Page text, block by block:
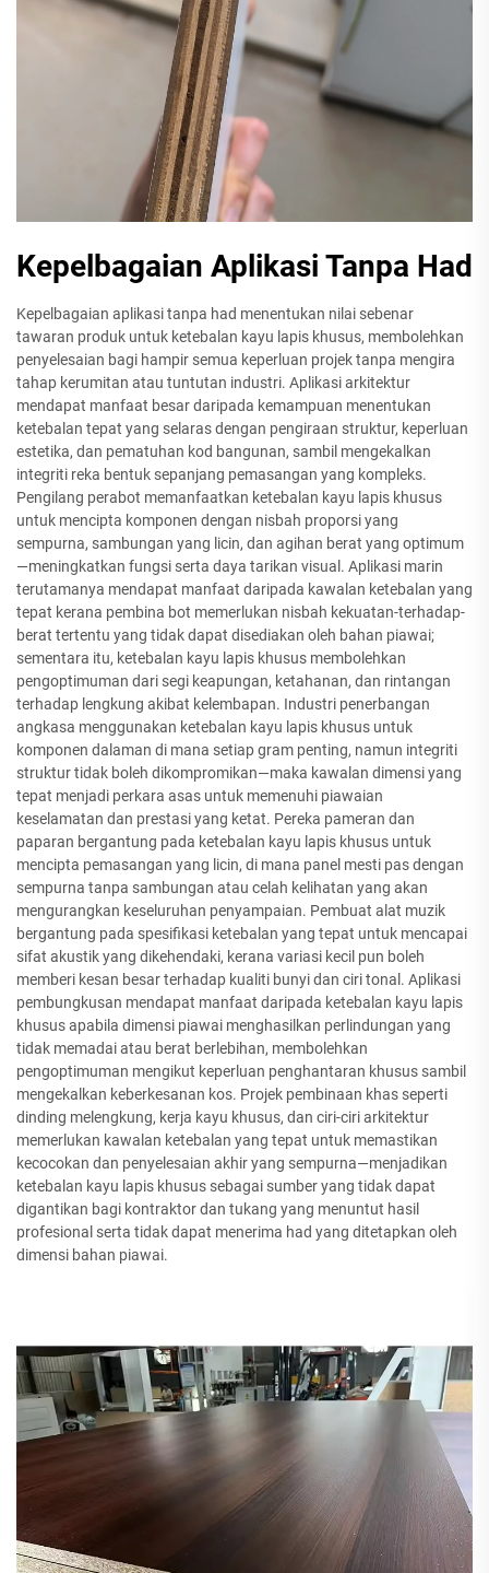
Kepelbagaian Aplikasi Tanpa Had
Kepelbagaian aplikasi tanpa had menentukan nilai sebenar
tawaran produk untuk ketebalan kayu lapis khusus, membolehkan
penyelesaian bagi hampir semua keperluan projek tanpa mengira
tahap kerumitan atau tuntutan industri. Aplikasi arkitektur
mendapat manfaat besar daripada kemampuan menentukan
ketebalan tepat yang selaras dengan pengiraan struktur, keperluan
estetika, dan pematuhan kod bangunan, sambil mengekalkan
integriti reka bentuk sepanjang pemasangan yang kompleks.
Pengilang perabot memanfaatkan ketebalan kayu lapis khusus
untuk mencipta komponen dengan nisbah proporsi yang
sempurna, sambungan yang licin, dan agihan berat yang optimum
—meningkatkan fungsi serta daya tarikan visual. Aplikasi marin
terutamanya mendapat manfaat daripada kawalan ketebalan yang
tepat kerana pembina bot memerlukan nisbah kekuatan-terhadap-
berat tertentu yang tidak dapat disediakan oleh bahan piawai;
sementara itu, ketebalan kayu lapis khusus membolehkan
pengoptimuman dari segi keapungan, ketahanan, dan rintangan
terhadap lengkung akibat kelembapan. Industri penerbangan
angkasa menggunakan ketebalan kayu lapis khusus untuk
komponen dalaman di mana setiap gram penting, namun integriti
struktur tidak boleh dikompromikan—maka kawalan dimensi yang
tepat menjadi perkara asas untuk memenuhi piawaian
keselamatan dan prestasi yang ketat. Pereka pameran dan
paparan bergantung pada ketebalan kayu lapis khusus untuk
mencipta pemasangan yang licin, di mana panel mesti pas dengan
sempurna tanpa sambungan atau celah kelihatan yang akan
mengurangkan keseluruhan penyampaian. Pembuat alat muzik
bergantung pada spesifikasi ketebalan yang tepat untuk mencapai
sifat akustik yang dikehendaki, kerana variasi kecil pun boleh
memberi kesan besar terhadap kualiti bunyi dan ciri tonal. Aplikasi
pembungkusan mendapat manfaat daripada ketebalan kayu lapis
khusus apabila dimensi piawai menghasilkan perlindungan yang
tidak memadai atau berat berlebihan, membolehkan
pengoptimuman mengikut keperluan penghantaran khusus sambil
mengekalkan keberkesanan kos. Projek pembinaan khas seperti
dinding melengkung, kerja kayu khusus, dan ciri-ciri arkitektur
memerlukan kawalan ketebalan yang tepat untuk memastikan
kecocokan dan penyelesaian akhir yang sempurna—menjadikan
ketebalan kayu lapis khusus sebagai sumber yang tidak dapat
digantikan bagi kontraktor dan tukang yang menuntut hasil
profesional serta tidak dapat menerima had yang ditetapkan oleh
dimensi bahan piawai.